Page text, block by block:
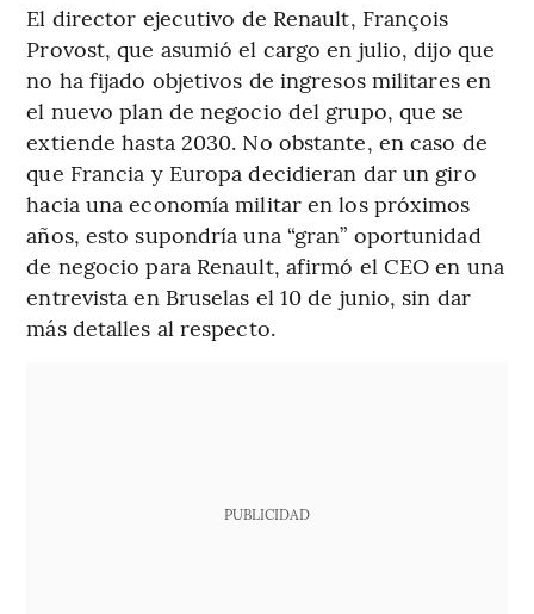
El director ejecutivo de Renault, François
Provost, que asumió el cargo en julio, dijo que
no ha fijado objetivos de ingresos militares en
el nuevo plan de negocio del grupo, que se
extiende hasta 2030. No obstante, en caso de
que Francia y Europa decidieran dar un giro
hacia una economía militar en los próximos
años, esto supondría una “gran” oportunidad
de negocio para Renault, afirmó el CEO en una
entrevista en Bruselas el 10 de junio, sin dar
más detalles al respecto.
PUBLICIDAD